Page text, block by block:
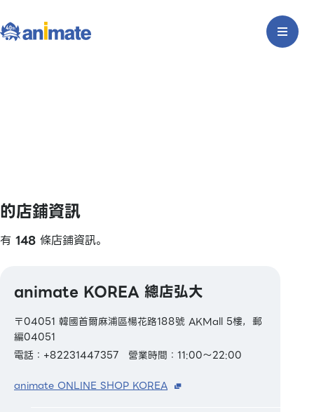
的店鋪資訊
有 148 條店鋪資訊。
animate KOREA 總店弘大
〒04051 韓國首爾麻浦區楊花路188號 AKMall 5樓，郵
編04051
電話：+82231447357
營業時間：11:00～22:00
animate ONLINE SHOP KOREA